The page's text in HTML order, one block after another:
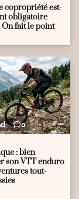
copropriété est-
obligatoire
fait le point
0
: bien
son VTT enduro
tout-